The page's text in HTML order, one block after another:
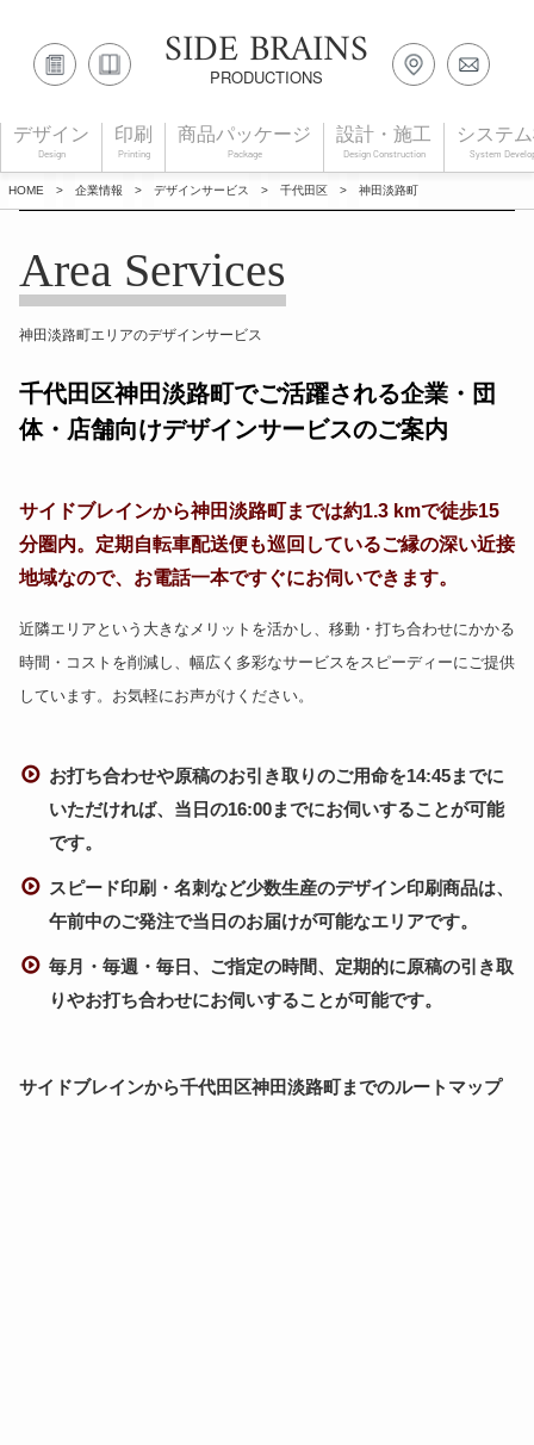
SIDE BRAINS
PRODUCTIONS
デザイン
Design
印刷
Printing
商品パッケージ
Package
設計・施工
Design Construction
システ
System
HOME > 企業情報 > デザインサービス > 千代田区 > 神田淡路町
Area Services
神田淡路町エリアのデザインサービス
千代田区神田淡路町でご活躍される企業・団
体・店舗向けデザインサービスのご案内
サイドブレインから神田淡路町までは約1.3 kmで徒歩15
分圏内。定期自転車配送便も巡回しているご縁の深い近接
地域なので、お電話一本ですぐにお伺いできます。
近隣エリアという大きなメリットを活かし、移動・打ち合わせにかかる
時間・コストを削減し、幅広く多彩なサービスをスピーディーにご提供
しています。お気軽にお声がけください。
お打ち合わせや原稿のお引き取りのご用命を14:45までに
いただければ、当日の16:00までにお伺いすることが可能
です。
スピード印刷・名刺など少数生産のデザイン印刷商品は、
午前中のご発注で当日のお届けが可能なエリアです。
毎月・毎週・毎日、ご指定の時間、定期的に原稿の引き取
りやお打ち合わせにお伺いすることが可能です。
サイドブレインから千代田区神田淡路町までのルートマップ